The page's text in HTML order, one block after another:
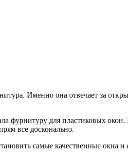
Именно она отвечает за
фурнитуру для пластиковых окон.
все досконально.
самые качественные окна